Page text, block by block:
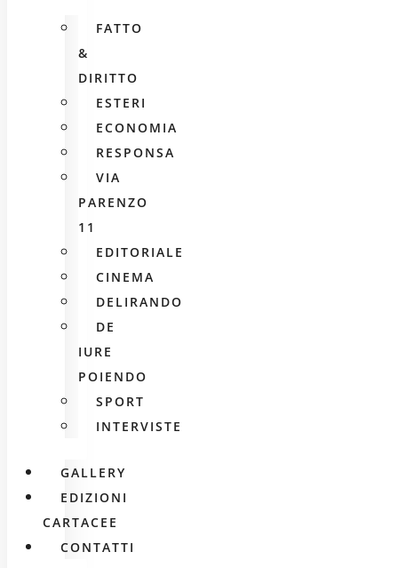
FATTO
&
DIRITTO
ESTERI
ECONOMIA
RESPONSA
VIA
PARENZO
11
EDITORIALE
CINEMA
DELIRANDO
DE
IURE
POIENDO
SPORT
INTERVISTE
GALLERY
EDIZIONI
CARTACEE
CONTATTI